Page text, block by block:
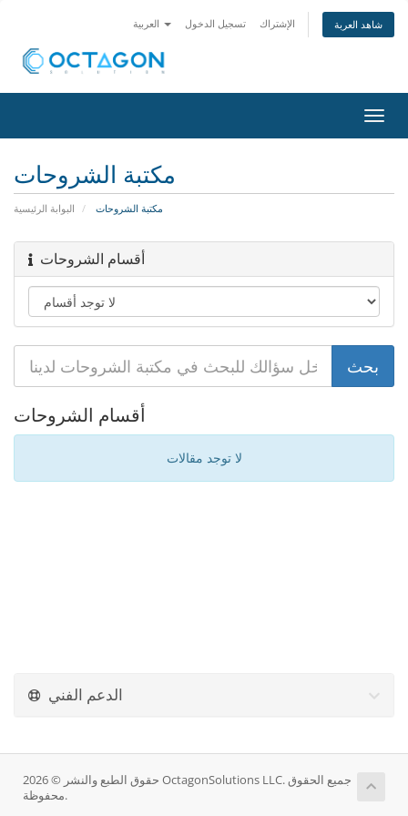
تسجيل الدخول الإشتراك شاهد العربة
تبديل
التنقل
مكتبة الشروحات
البوابة الرئيسية مكتبة الشروحات
أقسام الشروحات
أقسام الشروحات
لا توجد مقالات
الدعم الفني
حقوق الطبع والنشر © 2026 OctagonSolutions LLC. جميع الحقوق
محفوظة.